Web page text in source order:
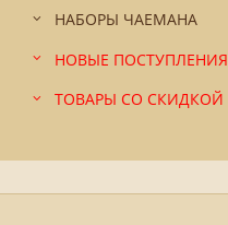
НАБОРЫ ЧАЕМАНА
НОВЫЕ ПОСТУПЛЕНИЯ
ТОВАРЫ СО СКИДКОЙ